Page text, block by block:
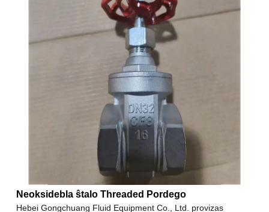
Neoksidebla ŝtalo Threaded Pordego
Hebei Gongchuang Fluid Equipment Co., Ltd. provizas